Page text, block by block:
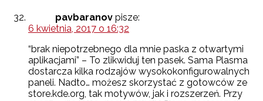
pavbaranov pisze:
6 kwietnia, 2017 o 16:32
“brak niepotrzebnego dla mnie paska z otwartymi
aplikacjami” – To zlikwiduj ten pasek. Sama Plasma
dostarcza kilka rodzajów wysokokonfigurowalnych
paneli. Nadto… możesz skorzystać z gotowców ze
store.kde.org, tak motywów, jak i rozszerzeń. Przy